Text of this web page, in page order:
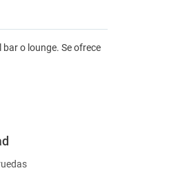
o lounge. Se ofrece